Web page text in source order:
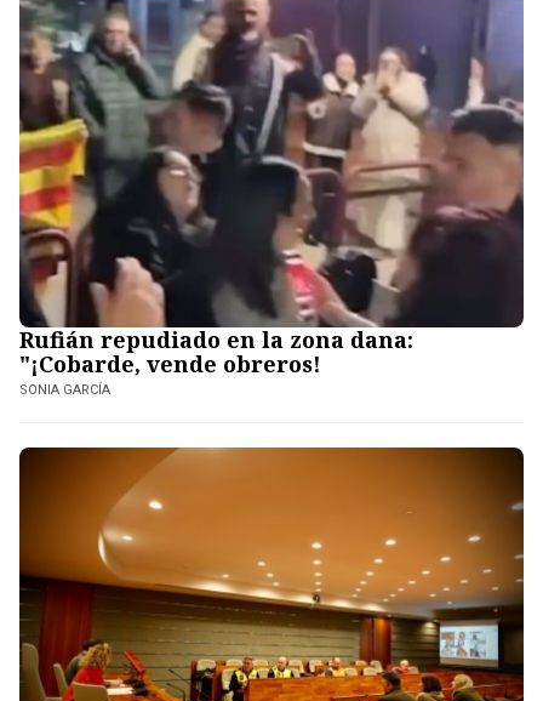
Rufián repudiado en la zona dana:
"¡Cobarde, vende obreros!
SONIA GARCÍA